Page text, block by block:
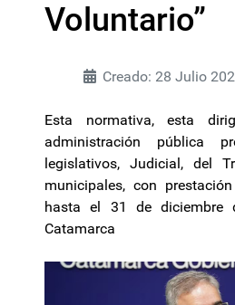
Voluntario”
Creado: 28 Julio
Esta normativa, esta
administración pública
legislativos, Judicial, del
municipales, con
hasta el 31 de diciembre
Catamarca